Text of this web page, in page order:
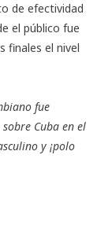
de efectividad
el público fue
finales el nivel
fue
Cuba en el
y ¡polo